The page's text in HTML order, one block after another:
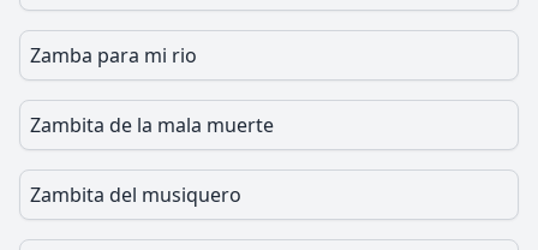
Zamba para mi rio
Zambita de la mala muerte
Zambita del musiquero